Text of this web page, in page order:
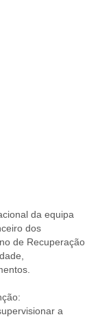
da equipa
dos
de Recuperação
a